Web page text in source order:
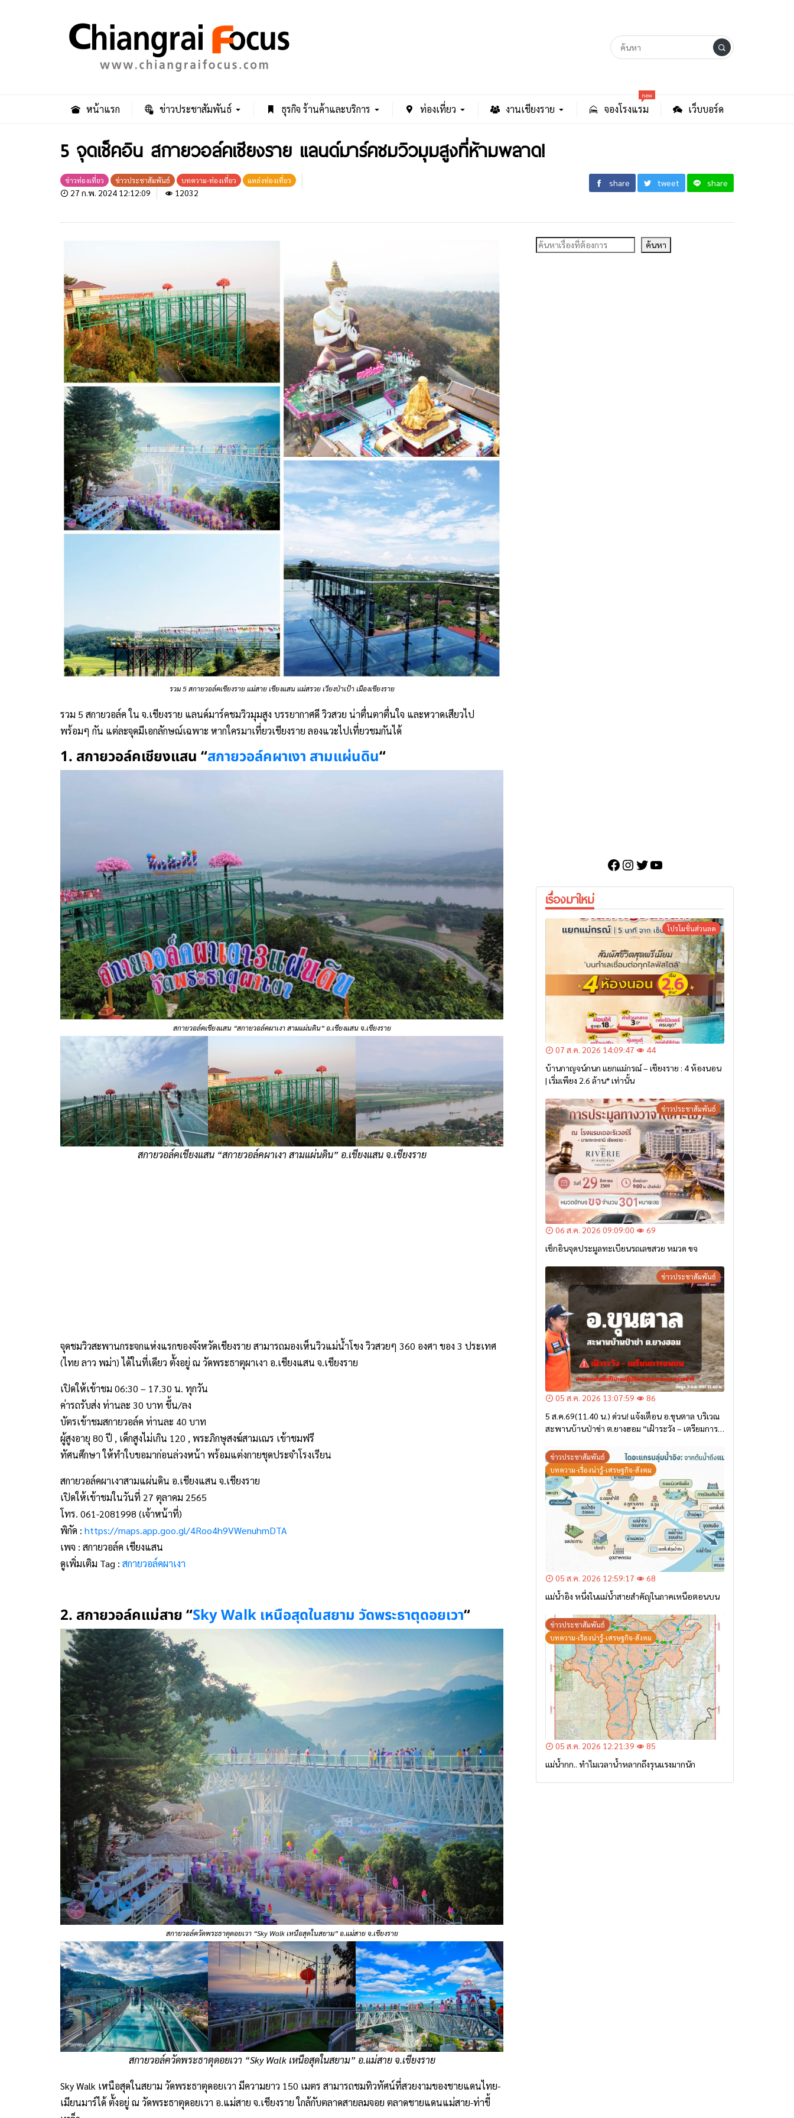
หน้าแรก ข่าวประชาสัมพันธ์ ธุรกิจ ร้านค้าและบริการ ท่องเที่ยว งานเชียงราย จองโรงแรม
new
เว็บบอร์ด
5 จุดเช็คอิน สกายวอล์คเชียงราย แลนด์มาร์คชมวิวมุมสูงที่ห้ามพลาด!
ข่าวท่องเที่ยว ข่าวประชาสัมพันธ์ บทความ-ท่องเที่ยว แหล่งท่องเที่ยว
27 ก.พ. 2024 12:12:09 12032
share tweet share
รวม 5 สกายวอล์คเชียงราย แม่สาย เชียงแสน แม่สรวย เวียงป่าเป้า เมืองเชียงราย
รวม 5 สกายวอล์ค ใน จ.เชียงราย แลนด์มาร์คชมวิวมุมสูง บรรยากาศดี วิวสวย น่าตื่นตาตื่นใจ และหวาดเสียวไป
พร้อมๆ กัน แต่ละจุดมีเอกลักษณ์เฉพาะ หากใครมาเที่ยวเชียงราย ลองแวะไปเที่ยวชมกันได้
1. สกายวอล์คเชียงแสน “สกายวอล์คผาเงา สามแผ่นดิน“
สกายวอล์คเชียงแสน “สกายวอล์คผาเงา สามแผ่นดิน” อ.เชียงแสน จ.เชียงราย
สกายวอล์คเชียงแสน “สกายวอล์คผาเงา สามแผ่นดิน” อ.เชียงแสน จ.เชียงราย
จุดชมวิวสะพานกระจกแห่งแรกของจังหวัดเชียงราย สามารถมองเห็นวิวแม่น้ำโขง วิวสวยๆ 360 องศา ของ 3 ประเทศ
(ไทย ลาว พม่า) ได้ในที่เดียว ตั้งอยู่ ณ วัดพระธาตุผาเงา อ.เชียงแสน จ.เชียงราย
เปิดให้เข้าชม 06:30 – 17.30 น. ทุกวัน
ค่ารถรับส่ง ท่านละ 30 บาท ขึ้น/ลง
บัตรเข้าชมสกายวอล์ค ท่านละ 40 บาท
ผู้สูงอายุ 80 ปี , เด็กสูงไม่เกิน 120 , พระภิกษุสงฆ์สามเณร เข้าชมฟรี
ทัศนศึกษา ให้ทำใบขอมาก่อนล่วงหน้า พร้อมแต่งกายชุดประจำโรงเรียน
สกายวอล์คผาเงาสามแผ่นดิน อ.เชียงแสน จ.เชียงราย
เปิดให้เข้าชมในวันที่ 27 ตุลาคม 2565
โทร. 061-2081998 (เจ้าหน้าที่)
พิกัด : https://maps.app.goo.gl/4Roo4h9VWenuhmDTA
เพจ : สกายวอล์ค เชียงแสน
ดูเพิ่มเติม Tag : สกายวอล์คผาเงา
2. สกายวอล์คแม่สาย “Sky Walk เหนือสุดในสยาม วัดพระธาตุดอยเวา“
สกายวอล์ควัดพระธาตุดอยเวา “Sky Walk เหนือสุดในสยาม” อ.แม่สาย จ.เชียงราย
สกายวอล์ควัดพระธาตุดอยเวา “Sky Walk เหนือสุดในสยาม” อ.แม่สาย จ.เชียงราย
Sky Walk เหนือสุดในสยาม วัดพระธาตุดอยเวา มีความยาว 150 เมตร สามารถชมทิวทัศน์ที่สวยงามของชายแดนไทย-
เมียนมาร์ได้ ตั้งอยู่ ณ วัดพระธาตุดอยเวา อ.แม่สาย จ.เชียงราย ใกล้กับตลาดสายลมจอย ตลาดชายแดนแม่สาย-ท่าขี้
ค้นหา ค้นหา
Facebook
Instagram
Twitter
YouTube
เรื่องมาใหม่
โปรโมชั่นส่วนลด
07 ส.ค. 2026 14:09:47
44
บ้านกาญจน์กนก แยกแม่กรณ์ – เชียงราย : 4 ห้องนอน
| เริ่มเพียง 2.6 ล้าน* เท่านั้น
ข่าวประชาสัมพันธ์
06 ส.ค. 2026 09:09:00
69
เช็กอินจุดประมูลทะเบียนรถเลขสวย หมวด ขจ
ข่าวประชาสัมพันธ์
05 ส.ค. 2026 13:07:59
86
5 ส.ค.69(11.40 น.) ด่วน! แจ้งเตือน อ.ขุนตาล บริเวณ
สะพานบ้านป่าข่า ต.ยางฮอม “เฝ้าระวัง – เตรียมการ
ข่าวประชาสัมพันธ์
บทความ-เรื่องน่ารู้-เศรษฐกิจ-สังคม
05 ส.ค. 2026 12:59:17
68
แม่น้ำอิง หนึ่งในแม่น้ำสายสำคัญในภาคเหนือตอนบน
ข่าวประชาสัมพันธ์
บทความ-เรื่องน่ารู้-เศรษฐกิจ-สังคม
05 ส.ค. 2026 12:21:39
85
แม่น้ำกก.. ทำไมเวลาน้ำหลากถึงรุนแรงมากนัก